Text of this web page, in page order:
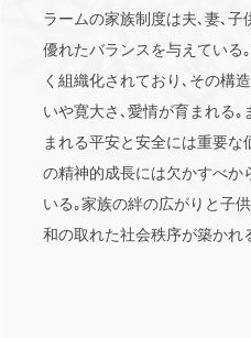
ラームの家族制度は夫､妻､
優れたバランスを与えている
く組織化されており､その構
いや寛大さ､愛情が育まれる
まれる平安と安全には重要な
の精神的成長には欠かすべか
いる｡家族の絆の広がりと子
和の取れた社会秩序が築かれ